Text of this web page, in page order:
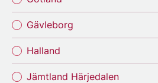
Gävleborg
Halland
Jämtland Härjedalen